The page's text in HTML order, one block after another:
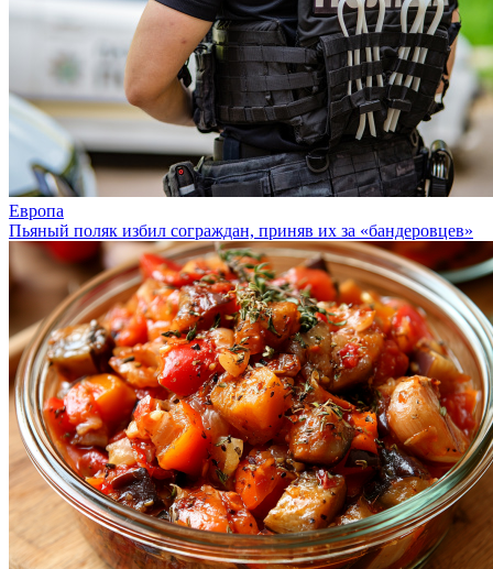
Европа
Пьяный поляк избил сограждан, приняв их за «бандеровцев»